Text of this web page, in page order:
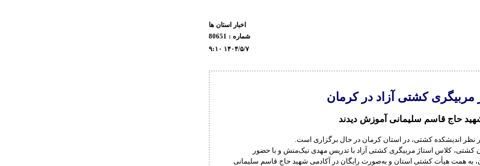
اخبار استان ها
شماره : 80651
۹:۱۰ ۱۴۰۴/۵/۷
مربیگری کشتی آزاد در کرمان
حاج قاسم سلیمانی آموزش دیدند
نظر اندیشکده کشتی، در استان کرمان در حال برگزاری است.
کلاس استاژ مربیگری کشتی آزاد با تدریس مهدی نیک‌منش و با حضور
به همت هیأت کشتی استان و به‌صورت رایگان در آکادمی شهید حاج قاسم سلیمانی